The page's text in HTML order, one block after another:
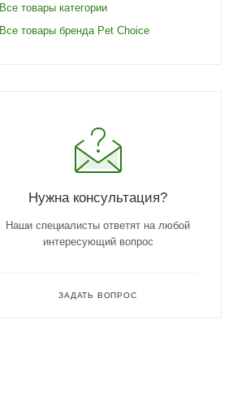
Все товары категории
Все товары бренда Pet Choice
Нужна консультация?
Наши специалисты ответят на любой
интересующий вопрос
ЗАДАТЬ ВОПРОС